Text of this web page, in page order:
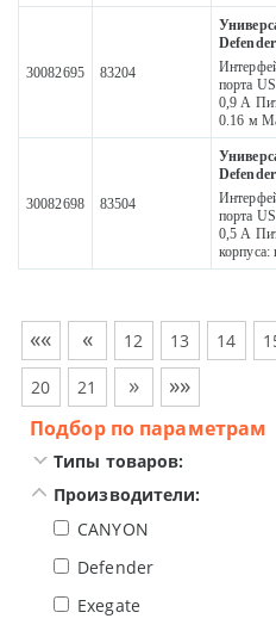
30082695 83204
порта
0,9 А
0.16 м
30082698 83504
порта
0,5 А
корпуса:
«« « 12 13 14
20 21 » »»
Подбор по параметрам
Типы товаров:
Производители:
CANYON
Defender
Exegate